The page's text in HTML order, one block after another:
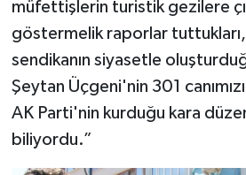
müfettişlerin turistik gezilere
göstermelik raporlar
sendikanın siyasetle
Şeytan Üçgeni'nin 301
AK Parti'nin kurduğu kara
biliyordu.”